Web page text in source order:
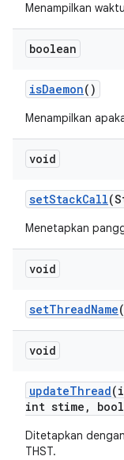
Menampilkan
boolean
isDaemon()
Menampilkan
void
setStackCall
Menetapkan
void
setThreadName
void
updateThread
int stime ,
Ditetapkan
THST.